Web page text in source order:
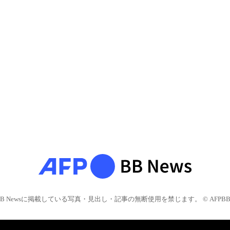
Newsに掲載している写真・見出し・記事の無断使用を禁じます。 © AFPBB